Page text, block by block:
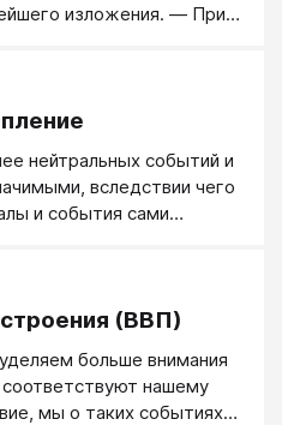
изложения. — Прим.
развитие,
и даже развитие
нейтральных событий и
вследствии чего
и события сами
(ВВП)
больше внимания
нашему
мы о таких событиях